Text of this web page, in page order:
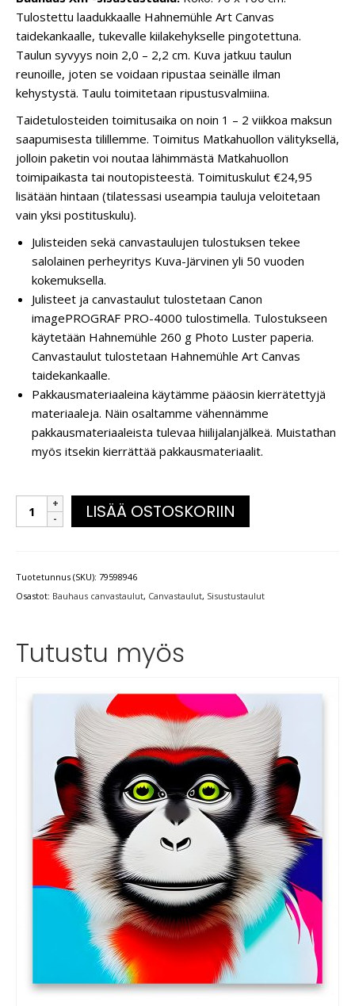
Tulostettu laadukkaalle Hahnemühle Art Canvas
taidekankaalle, tukevalle kiilakehykselle pingotettuna.
Taulun syvyys noin 2,0 – 2,2 cm. Kuva jatkuu taulun
reunoille, joten se voidaan ripustaa seinälle ilman
kehystystä. Taulu toimitetaan ripustusvalmiina.
Taidetulosteiden toimitusaika on noin 1 – 2 viikkoa maksun
saapumisesta tilillemme. Toimitus Matkahuollon välityksellä,
jolloin paketin voi noutaa lähimmästä Matkahuollon
toimipaikasta tai noutopisteestä. Toimituskulut €24,95
lisätään hintaan (tilatessasi useampia tauluja veloitetaan
vain yksi postituskulu).
Julisteiden sekä canvastaulujen tulostuksen tekee
salolainen perheyritys Kuva-Järvinen yli 50 vuoden
kokemuksella.
Julisteet ja canvastaulut tulostetaan Canon
imagePROGRAF PRO-4000 tulostimella. Tulostukseen
käytetään Hahnemühle 260 g Photo Luster paperia.
Canvastaulut tulostetaan Hahnemühle Art Canvas
taidekankaalle.
Pakkausmateriaaleina käytämme pääosin kierrätettyjä
materiaaleja. Näin osaltamme vähennämme
pakkausmateriaaleista tulevaa hiilijalanjälkeä. Muistathan
myös itsekin kierrättää pakkausmateriaalit.
LISÄÄ OSTOSKORIIN
Tuotetunnus (SKU): 79598946
Osastot: Bauhaus canvastaulut, Canvastaulut, Sisustustaulut
Tutustu myös